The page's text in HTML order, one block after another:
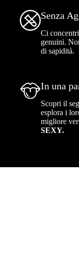
Senza
Ci
genuini.
di sapidità.
In una
Scopri il
esplora i
migliore
SEXY.